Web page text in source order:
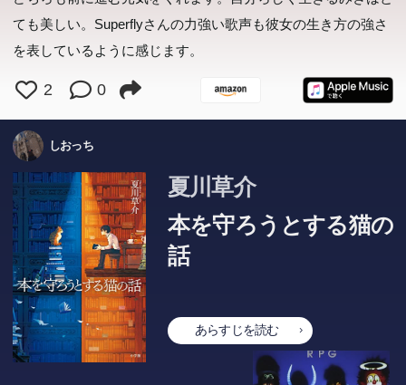
ても美しい。Superflyさんの力強い歌声も彼女の生き方の強さ
を表しているように感じます。
2 0
しおっち
夏川草介
本を守ろうとする猫の
話
あらすじを読む